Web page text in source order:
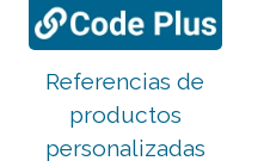
Referencias de
productos
personalizadas